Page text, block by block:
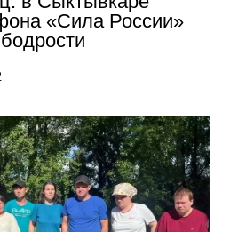
«Сила России»